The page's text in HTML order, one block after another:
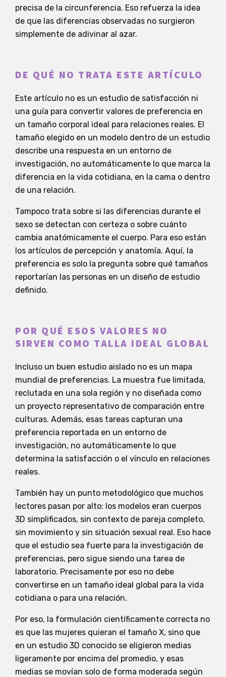
precisa de la circunferencia. Eso refuerza la idea
de que las diferencias observadas no surgieron
simplemente de adivinar al azar.
DE QUÉ NO TRATA ESTE ARTÍCULO
Este artículo no es un estudio de satisfacción ni
una guía para convertir valores de preferencia en
un tamaño corporal ideal para relaciones reales. El
tamaño elegido en un modelo dentro de un estudio
describe una respuesta en un entorno de
investigación, no automáticamente lo que marca la
diferencia en la vida cotidiana, en la cama o dentro
de una relación.
Tampoco trata sobre si las diferencias durante el
sexo se detectan con certeza o sobre cuánto
cambia anatómicamente el cuerpo. Para eso están
los artículos de percepción y anatomía. Aquí, la
preferencia es solo la pregunta sobre qué tamaños
reportarían las personas en un diseño de estudio
definido.
POR QUÉ ESOS VALORES NO
SIRVEN COMO TALLA IDEAL GLOBAL
Incluso un buen estudio aislado no es un mapa
mundial de preferencias. La muestra fue limitada,
reclutada en una sola región y no diseñada como
un proyecto representativo de comparación entre
culturas. Además, esas tareas capturan una
preferencia reportada en un entorno de
investigación, no automáticamente lo que
determina la satisfacción o el vínculo en relaciones
reales.
También hay un punto metodológico que muchos
lectores pasan por alto: los modelos eran cuerpos
3D simplificados, sin contexto de pareja completo,
sin movimiento y sin situación sexual real. Eso hace
que el estudio sea fuerte para la investigación de
preferencias, pero sigue siendo una tarea de
laboratorio. Precisamente por eso no debe
convertirse en un tamaño ideal global para la vida
cotidiana o para una relación.
Por eso, la formulación científicamente correcta no
es que las mujeres quieran el tamaño X, sino que
en un estudio 3D conocido se eligieron medias
ligeramente por encima del promedio, y esas
medias se movían solo de forma moderada según